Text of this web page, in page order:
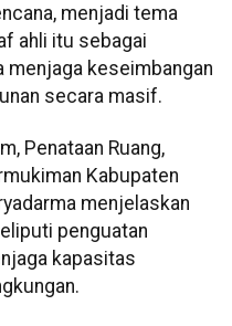
menjadi tema
ahli itu sebagai
menjaga keseimbangan
secara masif.
Penataan Ruang,
Kabupaten
menjelaskan
penguatan
kapasitas